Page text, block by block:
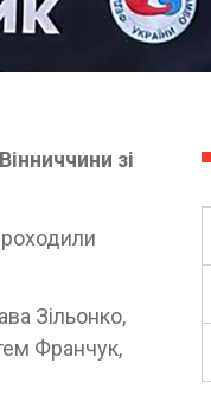
зі
Зільонко,
Франчук,